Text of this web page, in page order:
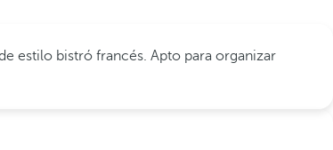
estilo bistró francés. Apto para organizar